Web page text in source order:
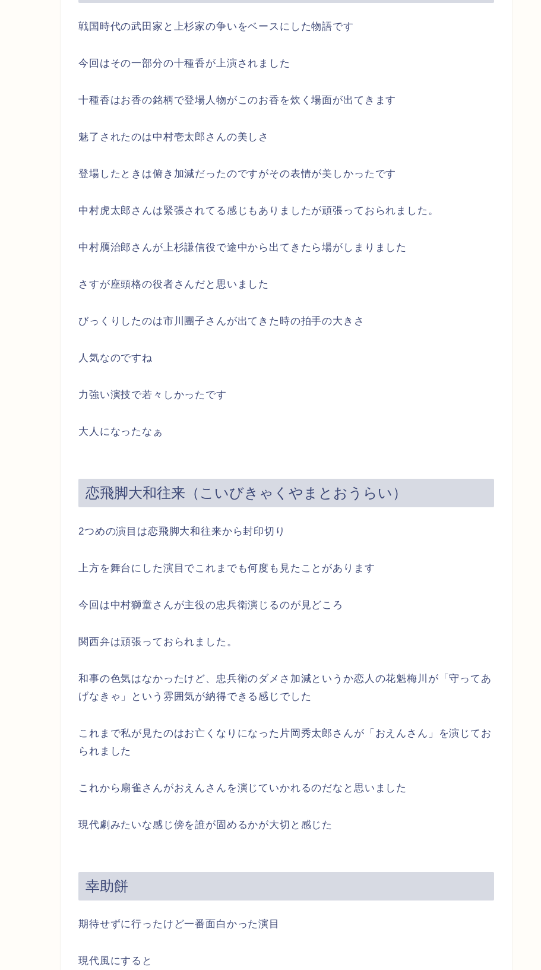
戦国時代の武田家と上杉家の争いをベースにした物語です
今回はその一部分の十種香が上演されました
十種香はお香の銘柄で登場人物がこのお香を炊く場面が出てきます
魅了されたのは中村壱太郎さんの美しさ
登場したときは俯き加減だったのですがその表情が美しかったです
中村虎太郎さんは緊張されてる感じもありましたが頑張っておられました。
中村鴈治郎さんが上杉謙信役で途中から出てきたら場がしまりました
さすが座頭格の役者さんだと思いました
びっくりしたのは市川團子さんが出てきた時の拍手の大きさ
人気なのですね
力強い演技で若々しかったです
大人になったなぁ
恋飛脚大和往来 （こいびきゃくやまとおうらい）
2つめの演目は恋飛脚大和往来から封印切り
上方を舞台にした演目でこれまでも何度も見たことがあります
今回は中村獅童さんが主役の忠兵衛演じるのが見どころ
関西弁は頑張っておられました。
和事の色気はなかったけど、忠兵衛のダメさ加減というか恋人の花魁梅川が「守ってあ
げなきゃ」という雰囲気が納得できる感じでした
これまで私が見たのはお亡くなりになった片岡秀太郎さんが「おえんさん」を演じてお
られました
これから扇雀さんがおえんさんを演じていかれるのだなと思いました
現代劇みたいな感じ傍を誰が固めるかが大切と感じた
幸助餅
期待せずに行ったけど一番面白かった演目
現代風にすると